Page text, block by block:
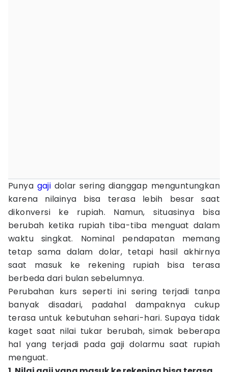
Punya gaji dolar sering dianggap menguntungkan
karena nilainya bisa terasa lebih besar saat
dikonversi ke rupiah. Namun, situasinya bisa
berubah ketika rupiah tiba-tiba menguat dalam
waktu singkat. Nominal pendapatan memang
tetap sama dalam dolar, tetapi hasil akhirnya
saat masuk ke rekening rupiah bisa terasa
berbeda dari bulan sebelumnya.
Perubahan kurs seperti ini sering terjadi tanpa
banyak disadari, padahal dampaknya cukup
terasa untuk kebutuhan sehari-hari. Supaya tidak
kaget saat nilai tukar berubah, simak beberapa
hal yang terjadi pada gaji dolarmu saat rupiah
menguat.